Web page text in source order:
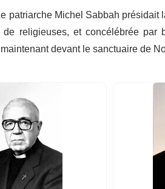
patriarche Michel Sabbah
religieuses, et concélébrée par
devant le sanctuaire de